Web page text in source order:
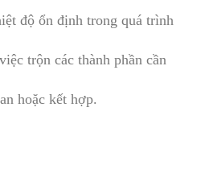
độ ổn định trong quá trình
trộn các thành phần cần
hoặc kết hợp.